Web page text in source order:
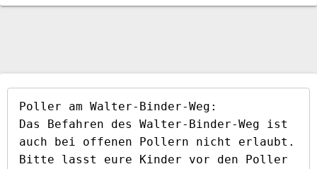
Poller am Walter-Binder-Weg:
Das Befahren des Walter-Binder-Weg ist
auch bei offenen Pollern nicht erlaubt.
Bitte lasst eure Kinder vor den Poller